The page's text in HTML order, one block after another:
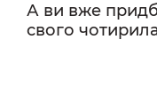
А ви вже
свого